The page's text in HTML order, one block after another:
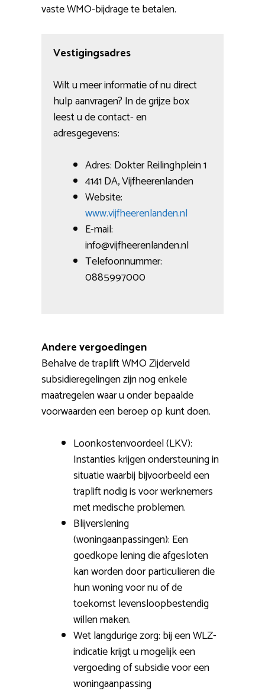
vaste WMO-bijdrage te betalen.
Vestigingsadres
Wilt u meer informatie of nu direct
hulp aanvragen? In de grijze box
leest u de contact- en
adresgegevens:
Adres: Dokter Reilinghplein 1
4141 DA, Vijfheerenlanden
Website:
www.vijfheerenlanden.nl
E-mail:
info@vijfheerenlanden.nl
Telefoonnummer:
0885997000
Andere vergoedingen
Behalve de traplift WMO Zijderveld
subsidieregelingen zijn nog enkele
maatregelen waar u onder bepaalde
voorwaarden een beroep op kunt doen.
Loonkostenvoordeel (LKV):
Instanties krijgen ondersteuning in
situatie waarbij bijvoorbeeld een
traplift nodig is voor werknemers
met medische problemen.
Blijverslening
(woningaanpassingen): Een
goedkope lening die afgesloten
kan worden door particulieren die
hun woning voor nu of de
toekomst levensloopbestendig
willen maken.
Wet langdurige zorg: bij een WLZ-
indicatie krijgt u mogelijk een
vergoeding of subsidie voor een
woningaanpassing